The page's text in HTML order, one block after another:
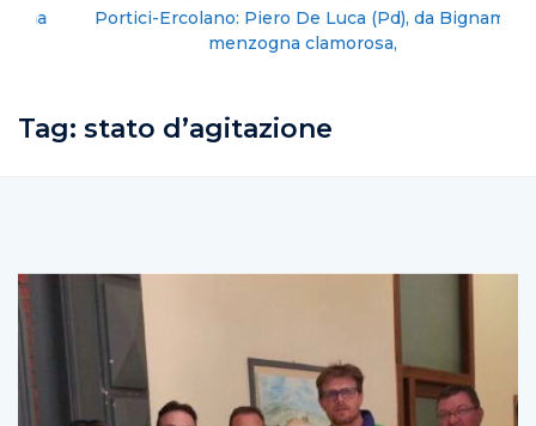
Portici-Ercolano: Piero De Luca (Pd), da Bignami
menzogna clamorosa,
Tag: stato d’agitazione